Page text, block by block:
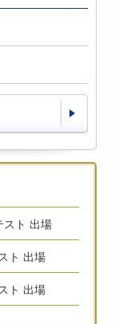
スト 出場
ト 出場
ト 出場